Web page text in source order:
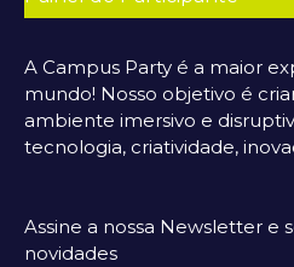
A Campus Party é a maior
mundo! Nosso objetivo é
ambiente imersivo e
tecnologia, criatividade,
Assine a nossa Newsletter e
novidades